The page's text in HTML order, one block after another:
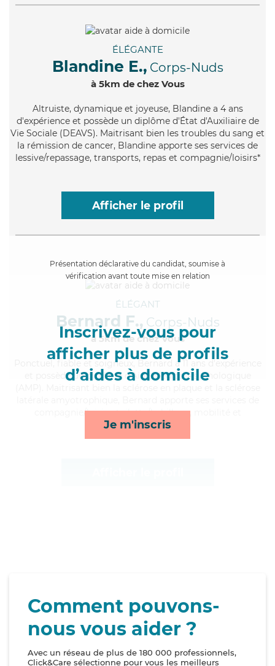
ÉLÉGANTE
Blandine E., Corps-Nuds
à 5km de chez Vous
Altruiste, dynamique et joyeuse, Blandine a 4 ans
d'expérience et possède un diplôme d'État d'Auxiliaire de
Vie Sociale (DEAVS). Maitrisant bien les troubles du sang et
la rémission de cancer, Blandine apporte ses services de
lessive/repassage, transports, repas et compagnie/loisirs*
Afficher le profil
Présentation déclarative du candidat, soumise à
vérification avant toute mise en relation
Inscrivez-vous pour
afficher plus de profils
d’aides à domicile
Je m'inscris
ÉLÉGANT
Bernard F., Corps-Nuds
à 5km de chez Vous
, fiable et soigneux, Bernard a 11 ans d'expérience
et possède un diplôme d'Aide Médico-Psychologique
compagnie/loisirs, toilette/habillage, mobilité et
lessive/repassage*
Comment pouvons-
nous vous aider ?
Avec un réseau de plus de 180 000 professionnels,
Click&Care sélectionne pour vous les meilleurs